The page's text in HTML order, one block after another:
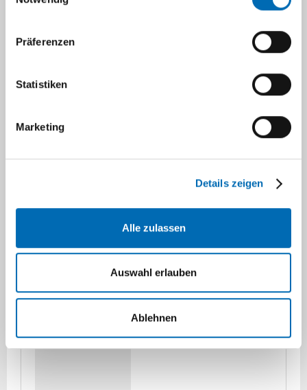
Präferenzen
Statistiken
Marketing
Details zeigen
Alle zulassen
Auswahl erlauben
Ablehnen
Dr. med. Ulf Zierhut